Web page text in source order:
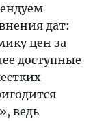
дат:
цен за
доступные
ведь